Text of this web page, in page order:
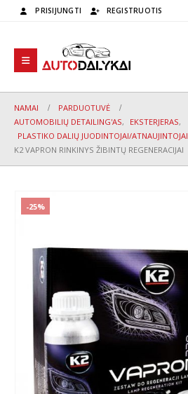
PRISIJUNGTI REGISTRUOTIS
NAMAI
PARDUOTUVĖ
AUTOMOBILIŲ DETAILING'AS, EKSTERJERAS,
PLASTIKO DALIŲ JUODINTOJAI/ATNAUJINTOJAI
K2 VAPRON RINKINYS ŽIBINTŲ REGENERACIJAI
-25%